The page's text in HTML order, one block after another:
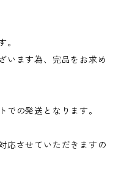
。
います為、完品をお求め
での発送となります。
応させていただきますの